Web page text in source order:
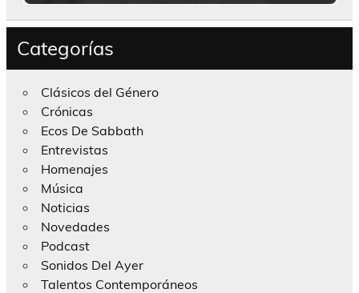
Categorías
Clásicos del Género
Crónicas
Ecos De Sabbath
Entrevistas
Homenajes
Música
Noticias
Novedades
Podcast
Sonidos Del Ayer
Talentos Contemporáneos